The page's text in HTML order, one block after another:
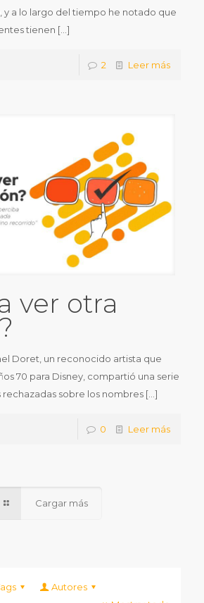
y a lo largo del tiempo he notado que
tienen […]
2 Leer más
ver otra
Doret, un reconocido artista que
70 para Disney, compartió una serie
sobre los nombres […]
0 Leer más
Cargar más
Autores